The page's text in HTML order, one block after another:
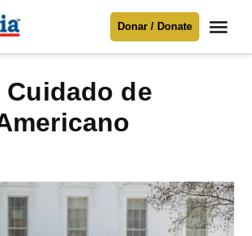
informado necesitamos
Noticia
Donar / Donate